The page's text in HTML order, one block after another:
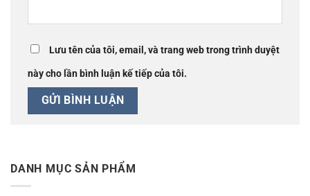
Lưu tên của tôi, email, và trang web trong trình duyệt
này cho lần bình luận kế tiếp của tôi.
DANH MỤC SẢN PHẨM